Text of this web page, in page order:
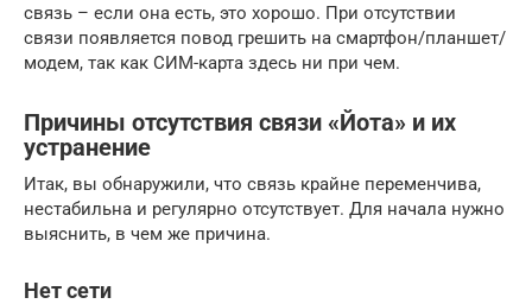
связь – если она есть, это хорошо. При отсутствии
связи появляется повод грешить на смартфон/планшет/
модем, так как СИМ-карта здесь ни при чем.
Причины отсутствия связи «Йота» и их
устранение
Итак, вы обнаружили, что связь крайне переменчива,
нестабильна и регулярно отсутствует. Для начала нужно
выяснить, в чем же причина.
Нет сети